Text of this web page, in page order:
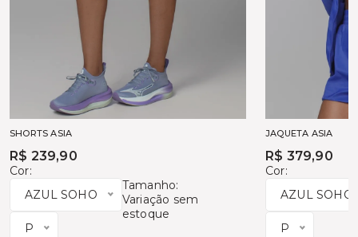
SHORTS ASIA
R$ 239,90
Cor:
AZUL SOHO
Tamanho:
P
Variação sem
estoque
JAQUETA ASIA
R$ 379,90
Cor:
AZUL SOHO
P